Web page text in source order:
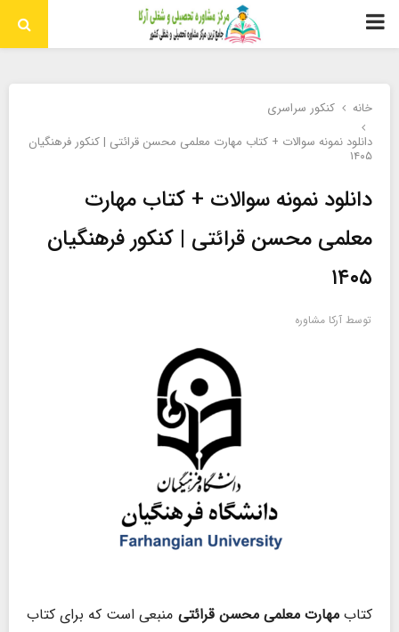
منوی
خانه
کنکور سراسری
دانلود نمونه سوالات + کتاب مهارت معلمی محسن قرائتی | کنکور فرهنگیان
۱۴۰۵
دانلود نمونه سوالات + کتاب مهارت
معلمی محسن قرائتی | کنکور فرهنگیان
۱۴۰۵
توسط آرکا مشاوره
کتابمهارت معلمی محسن قرائتی منبعی است که برای کتاب